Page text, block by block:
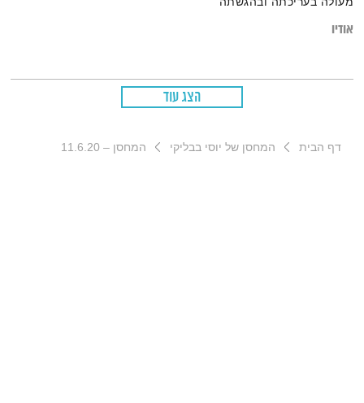
אודיו
הצג עוד
דף הבית המחסן של יוסי בבליקי המחסן – 11.6.20